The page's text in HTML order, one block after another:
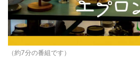
（約7分の番組です）